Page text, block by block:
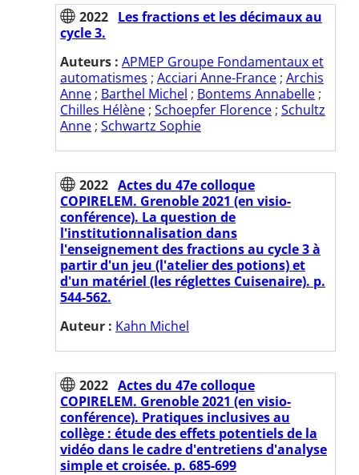
2022 Les fractions et les décimaux au
cycle 3.
Auteurs : APMEP Groupe Fondamentaux et
automatismes ; Acciari Anne-France ; Archis
Anne ; Barthel Michel ; Bontems Annabelle ;
Chilles Hélène ; Schoepfer Florence ; Schultz
Anne ; Schwartz Sophie
2022 Actes du 47e colloque
COPIRELEM. Grenoble 2021 (en visio-
conférence). La question de
l'institutionnalisation dans
l'enseignement des fractions au cycle 3 à
partir d'un jeu (l'atelier des potions) et
d'un matériel (les réglettes Cuisenaire). p.
544-562.
Auteur : Kahn Michel
2022 Actes du 47e colloque
COPIRELEM. Grenoble 2021 (en visio-
conférence). Pratiques inclusives au
collège : étude des effets potentiels de la
vidéo dans le cadre d'entretiens d'analyse
simple et croisée. p. 685-699